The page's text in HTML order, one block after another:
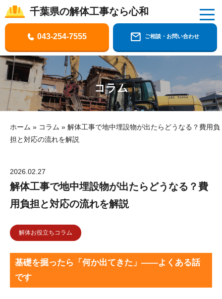
千葉県の解体工事なら心和
千葉県の解体工事なら株式会社心和
043-254-7555 ご相談・お問い合わせ
コラム
ホーム » コラム » 解体工事で地中埋設物が出たらどうなる？費用負
担と対応の流れを解説
2026.02.27
解体工事で地中埋設物が出たらどうなる？費
用負担と対応の流れを解説
解体お役立ちコラム
基礎を掘ったら「何か出てきた」——よくある話
です